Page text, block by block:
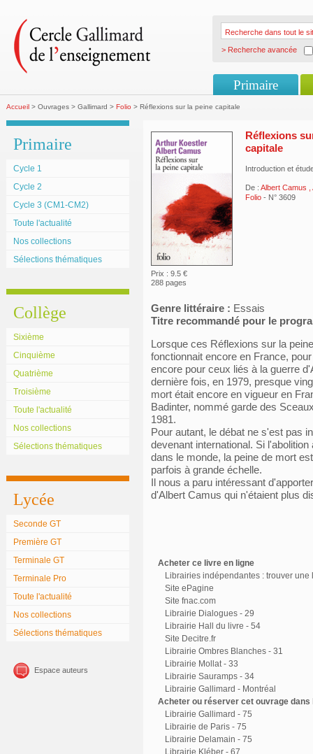
> Recherche avancée
Primaire
Accueil > Ouvrages > Gallimard > Folio > Réflexions sur la peine capitale
Primaire
Cycle 1
Cycle 2
Cycle 3 (CM1-CM2)
Toute l'actualité
Nos collections
Sélections thématiques
Collège
Sixième
Cinquième
Quatrième
Troisième
Toute l'actualité
Nos collections
Sélections thématiques
Lycée
Seconde GT
Première GT
Terminale GT
Terminale Pro
Toute l'actualité
Nos collections
Sélections thématiques
Espace auteurs
Prix : 9.5 €
288 pages
Réflexions
capitale
Introduction et
De : Albert Camus
Folio - N° 3609
Genre littéraire : Essais
Titre recommandé pour le
Lorsque ces Réflexions sur la
fonctionnait encore en France,
encore pour ceux liés à la guerre
dernière fois, en 1979, presque
mort était encore en vigueur en
Badinter, nommé garde des
1981.
Pour autant, le débat ne s'est pas
devenant international. Si
dans le monde, la peine de mort
parfois à grande échelle.
Il nous a paru intéressant
d'Albert Camus qui n'étaient plus
Acheter ce livre en ligne
Librairies indépendantes : trouver une
Site ePagine
Site fnac.com
Librairie Dialogues - 29
Librairie Hall du livre - 54
Site Decitre.fr
Librairie Ombres Blanches - 31
Librairie Mollat - 33
Librairie Sauramps - 34
Librairie Gallimard - Montréal
Acheter ou réserver cet ouvrage
Librairie Gallimard - 75
Librairie de Paris - 75
Librairie Delamain - 75
Librairie Kléber - 67